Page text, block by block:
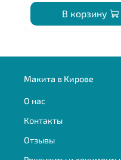
В корзину
Макита в Кирове
О нас
Контакты
Отзывы